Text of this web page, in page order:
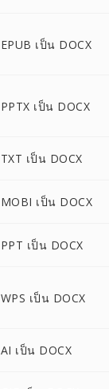
EPUB เป็น DOCX
PPTX เป็น DOCX
TXT เป็น DOCX
MOBI เป็น DOCX
PPT เป็น DOCX
WPS เป็น DOCX
AI เป็น DOCX